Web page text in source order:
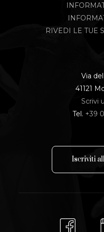
RIVEDI LE TUE
Via
41121
Scrivi
Tel. +39
Iscriviti al